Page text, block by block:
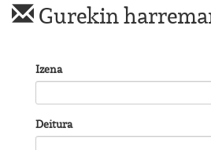
Gurekin
Izena
Deitura